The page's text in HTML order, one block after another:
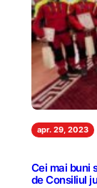
apr. 29, 2023
Cei mai buni
de Consiliul